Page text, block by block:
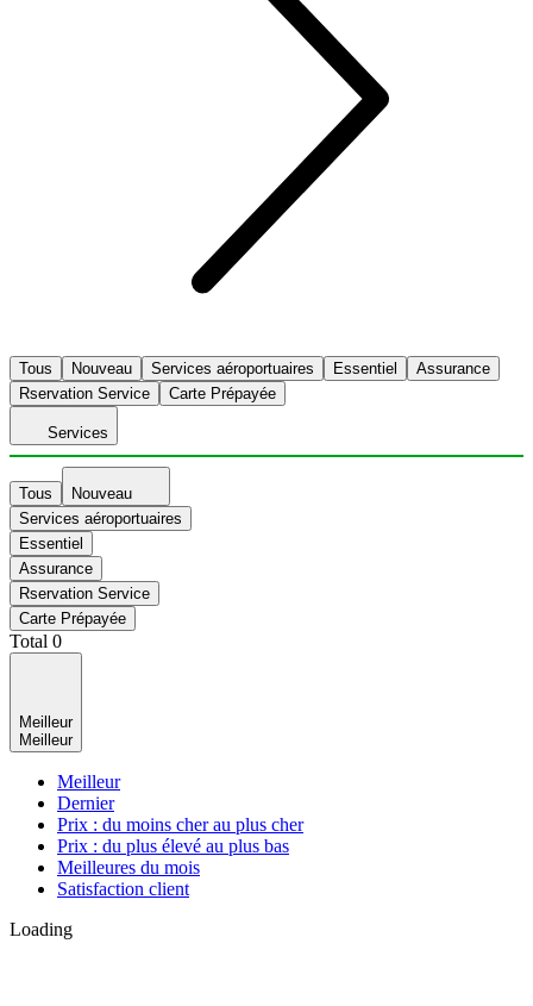
Tous Nouveau Services aéroportuaires Essentiel
Assurance
Rservation Service
Carte Prépayée
Services
Tous
Nouveau
Services aéroportuaires
Essentiel
Assurance
Rservation Service
Carte Prépayée
Total 0
Meilleur
Meilleur
Meilleur
Dernier
Prix : du moins cher au plus cher
Prix : du plus élevé au plus bas
Meilleures du mois
Satisfaction client
Loading